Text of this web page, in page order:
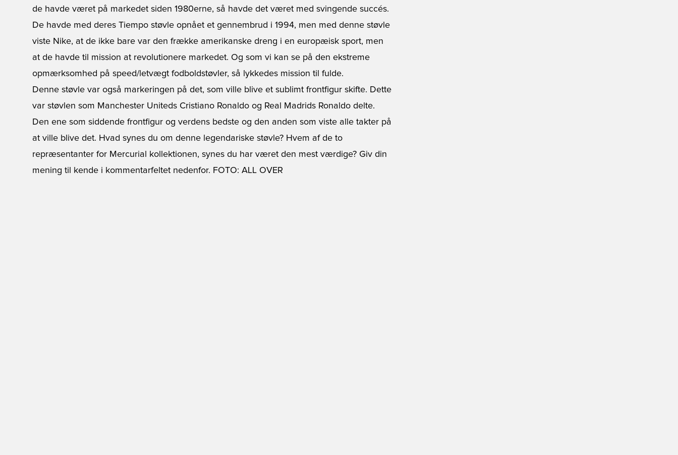
de havde været på markedet siden 1980erne, så havde det været med svingende succés.
De havde med deres Tiempo støvle opnået et gennembrud i 1994, men med denne støvle
viste Nike, at de ikke bare var den frække amerikanske dreng i en europæisk sport, men
at de havde til mission at revolutionere markedet. Og som vi kan se på den ekstreme
opmærksomhed på speed/letvægt fodboldstøvler, så lykkedes mission til fulde.
Denne støvle var også markeringen på det, som ville blive et sublimt frontfigur skifte. Dette
var støvlen som Manchester Uniteds Cristiano Ronaldo og Real Madrids Ronaldo delte.
Den ene som siddende frontfigur og verdens bedste og den anden som viste alle takter på
at ville blive det. Hvad synes du om denne legendariske støvle? Hvem af de to
repræsentanter for Mercurial kollektionen, synes du har været den mest værdige? Giv din
mening til kende i kommentarfeltet nedenfor. FOTO: ALL OVER